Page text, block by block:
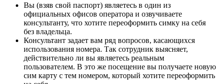
Вы (взяв свой паспорт) являетесь в один из
официальных офисов оператора и озвучиваете
консультанту, что хотите переоформить симку на себя
без владельца.
Консультант задает вам ряд вопросов, касающихся
использования номера. Так сотрудник выясняет,
действительно ли вы являетесь реальным
пользователем. В это же посещение вы получаете новую
сим карту с тем номером, который хотите переоформить